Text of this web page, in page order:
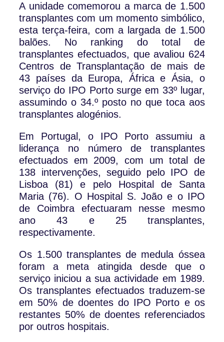
A unidade comemorou a marca de 1.500
transplantes com um momento simbólico,
esta terça-feira, com a largada de 1.500
balões. No ranking do total de
transplantes efectuados, que avaliou 624
Centros de Transplantação de mais de
43 países da Europa, África e Ásia, o
serviço do IPO Porto surge em 33º lugar,
assumindo o 34.º posto no que toca aos
transplantes alogénios.
Em Portugal, o IPO Porto assumiu a
liderança no número de transplantes
efectuados em 2009, com um total de
138 intervenções, seguido pelo IPO de
Lisboa (81) e pelo Hospital de Santa
Maria (76). O Hospital S. João e o IPO
de Coimbra efectuaram nesse mesmo
ano 43 e 25 transplantes,
respectivamente.
Os 1.500 transplantes de medula óssea
foram a meta atingida desde que o
serviço iniciou a sua actividade em 1989.
Os transplantes efectuados traduzem-se
em 50% de doentes do IPO Porto e os
restantes 50% de doentes referenciados
por outros hospitais.